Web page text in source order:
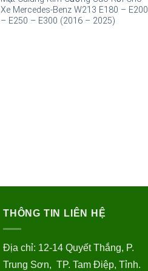
Xe Mercedes-Benz W213 E180 – E200
– E250 – E300 (2016 – 2025)
THÔNG TIN LIÊN HỆ
Địa chỉ: 12-14 Quyết Thắng, P.
Trung Sơn, TP. Tam Điệp, Tỉnh.